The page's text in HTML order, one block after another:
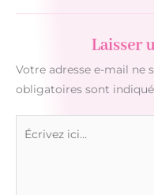
Laisser
Votre adresse e-mail ne
obligatoires sont